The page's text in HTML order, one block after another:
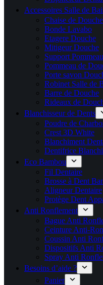
Accessoires Salle de
Chaise de Douche
Bonde Lavabo
Etagere Douche
Mitigeur Douche
Support
Pommeau de
Porte savon
Robinet Salle de
Barre de Douche
Rideaux de
Blanchisseur de Dents
Poudre de
Crest 3D White
Blanchiment
Dentifrice
Eco Bambou
Fil Dentaire
Brosse à Dent
Aligneur Dentaire
Protège Dent
Anti Ronflement
Bague Anti
Ceinture Anti-
Coussin Anti
Dispositifs Anti
Spray Anti
Besoins d’aide ?
Panier